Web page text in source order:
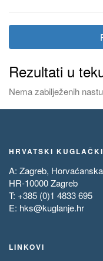
Rezultati u
Nema zabilježenih
HRVATSKI
A: Zagreb,
HR-10000 Zagreb
T: +385 (0)1 4833 695
E: hks@kuglanje.hr
LINKOVI